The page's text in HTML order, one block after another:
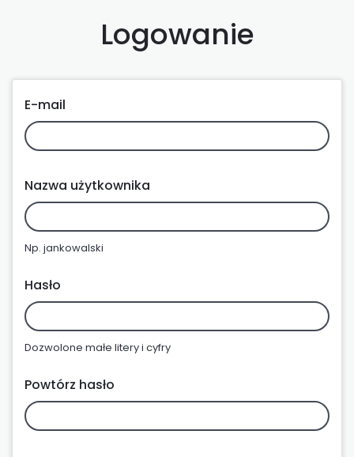
Logowanie
E-mail
Nazwa użytkownika
Np. jankowalski
Hasło
Dozwolone małe litery i cyfry
Powtórz hasło